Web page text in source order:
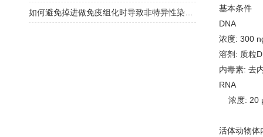
基本条件
DNA
浓度: 300
溶剂: 质粒
内毒素: 去
RNA
浓度: 20
活体动物体